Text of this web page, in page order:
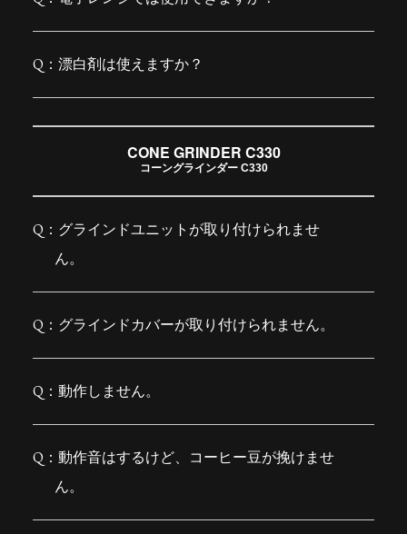
漂白剤は使えますか？
CONE GRINDER C330
コーングラインダー C330
グラインドユニットが取り付けられませ
ん。
グラインドカバーが取り付けられません。
動作しません。
動作音はするけど、コーヒー豆が挽けませ
ん。